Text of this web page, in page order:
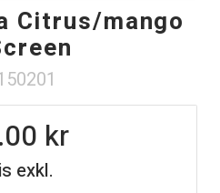
Citrus/mango
exkl.